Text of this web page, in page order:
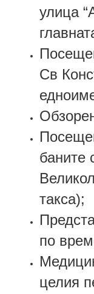
улица
Св
баните
такса);
по
целия